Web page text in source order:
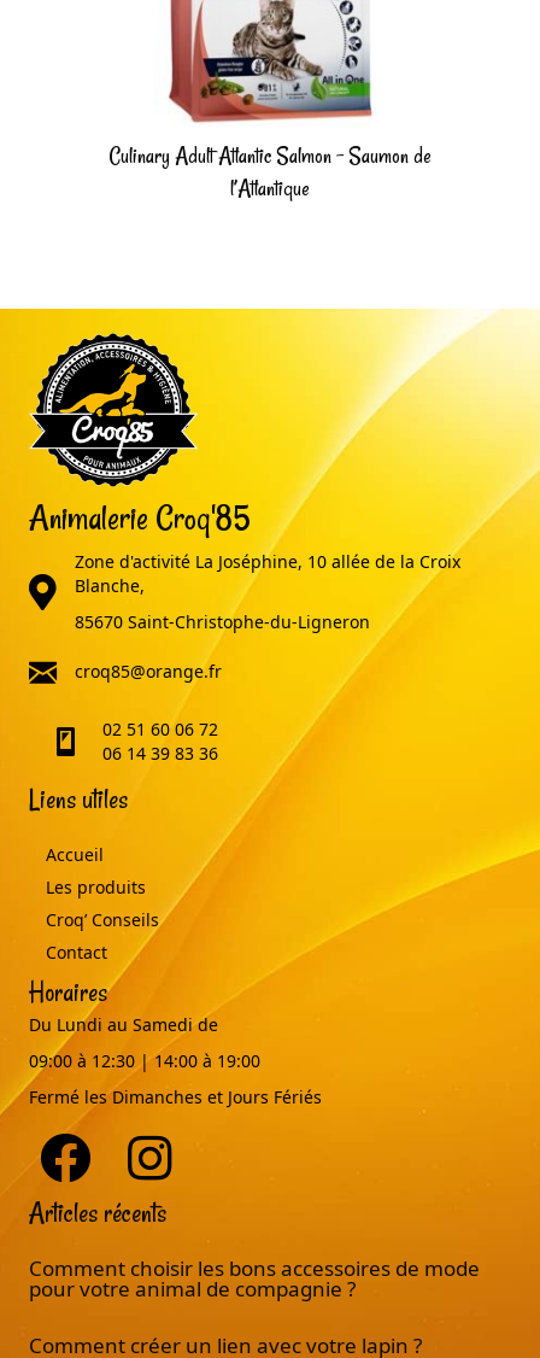
Culinary Adult Atlantic Salmon – Saumon de
l’Atlantique
Animalerie Croq'85
adresse
Zone d'activité La Joséphine, 10 allée de la Croix
Blanche,
85670 Saint-Christophe-du-Ligneron
email
croq85@orange.fr
telephone02 51 60 06 72
06 14 39 83 36
Liens utiles
Accueil
Les produits
Croq’ Conseils
Contact
Horaires
Du Lundi au Samedi de
09:00 à 12:30 | 14:00 à 19:00
Fermé les Dimanches et Jours Fériés
Articles récents
Comment choisir les bons accessoires de mode
pour votre animal de compagnie ?
Comment créer un lien avec votre lapin ?